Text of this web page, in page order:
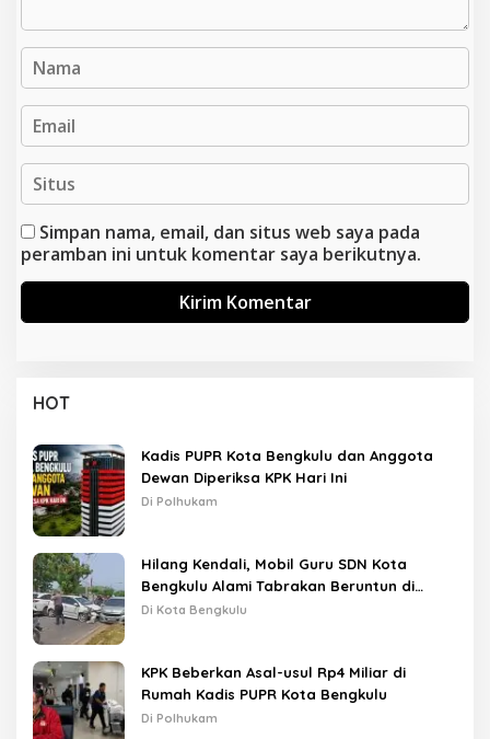
Simpan nama, email, dan situs web saya pada
peramban ini untuk komentar saya berikutnya.
HOT
Kadis PUPR Kota Bengkulu dan Anggota
Dewan Diperiksa KPK Hari Ini
Di Polhukam
Hilang Kendali, Mobil Guru SDN Kota
Bengkulu Alami Tabrakan Beruntun di
Lampu Merah
Di Kota Bengkulu
KPK Beberkan Asal-usul Rp4 Miliar di
Rumah Kadis PUPR Kota Bengkulu
Di Polhukam